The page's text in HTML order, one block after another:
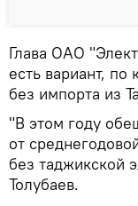
Глава ОАО
есть вариант, по
без импорта из
"В этом году
от
без таджикской
Толубаев.